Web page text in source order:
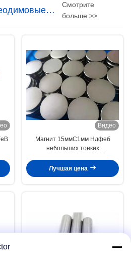
Смотрите
больше >>
Видео
Магнит 15ммС1мм Ндфеб
небольших тонких
магнитов неодимия сильный
Лучшая цена